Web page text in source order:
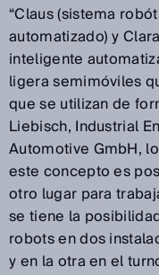
“Claus (sistema
automatizado) y
inteligente
ligera semimóviles
que se utilizan de
Liebisch, Industrial
Automotive GmbH,
este concepto es
otro lugar para
se tiene la
robots en dos
y en la otra en el